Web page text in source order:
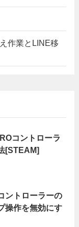
作業とLINE移
コントローラ
[STEAM]
ントローラーの
操作を無効にす